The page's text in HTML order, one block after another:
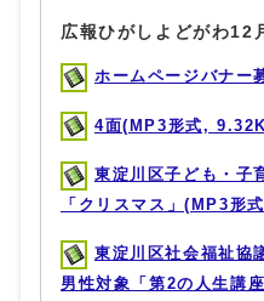
広報ひがしよどがわ
ホームページバナ
4面(MP3形式,
東淀川区子ども・子
「クリスマス」(MP3形
東淀川区社会福祉協
男性対象「第2の人生講